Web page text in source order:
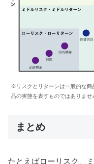
※リスクとリターンは一般的な商
品の実態を表すものではありませ
まとめ
たとえばローリスク、